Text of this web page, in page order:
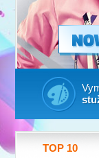
TOP 10